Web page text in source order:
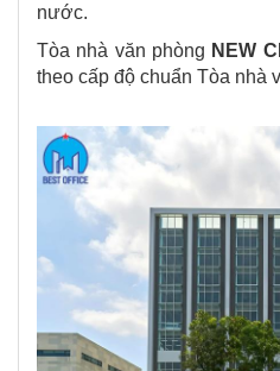
nước.
Tòa nhà văn phòng NEW
theo cấp độ chuẩn Tòa nhà